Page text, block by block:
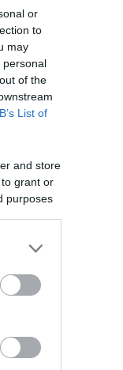
or
to
may
personal
of the
List of
and store
grant or
purposes
un